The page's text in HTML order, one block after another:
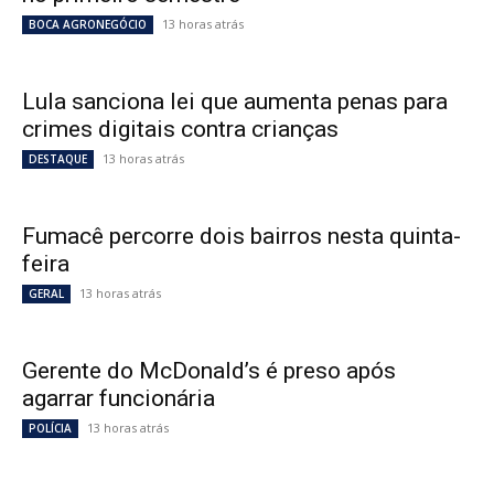
BOCA AGRONEGÓCIO 13 horas atrás
Lula sanciona lei que aumenta penas para
crimes digitais contra crianças
DESTAQUE 13 horas atrás
Fumacê percorre dois bairros nesta quinta-
feira
GERAL 13 horas atrás
Gerente do McDonald’s é preso após
agarrar funcionária
POLÍCIA 13 horas atrás